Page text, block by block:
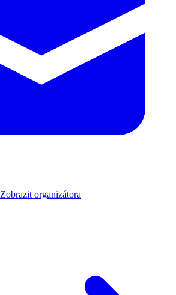
Zobrazit organizátora